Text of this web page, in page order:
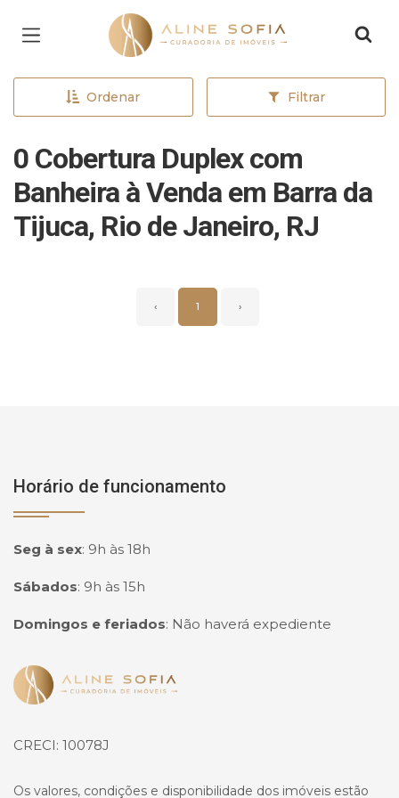
Página inicial
Ordenar Filtrar
0 Cobertura Duplex com
Banheira à Venda em Barra da
Tijuca, Rio de Janeiro, RJ
‹ 1 ›
Horário de funcionamento
Seg à sex: 9h às 18h
Sábados: 9h às 15h
Domingos e feriados: Não haverá expediente
Página inicial
CRECI: 10078J
Os valores, condições e disponibilidade dos imóveis estão